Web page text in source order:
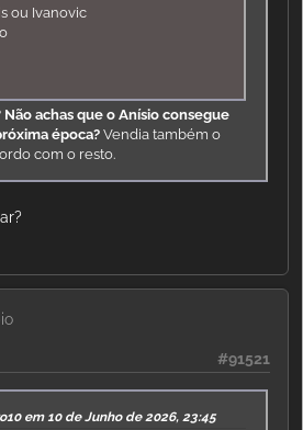
ou Ivanovic
Não achas que o Anísio consegue
época? Vendia também o
com o resto.
#91521
em 10 de Junho de 2026, 23:45